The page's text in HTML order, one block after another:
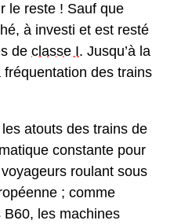
le reste ! Sauf que
à investi et est resté
de classe I. Jusqu’à la
des trains
atouts des trains de
constante pour
roulant sous
; comme
les machines